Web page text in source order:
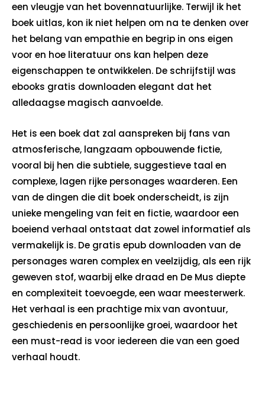
een vleugje van het bovennatuurlijke. Terwijl ik het
boek uitlas, kon ik niet helpen om na te denken over
het belang van empathie en begrip in ons eigen
voor en hoe literatuur ons kan helpen deze
eigenschappen te ontwikkelen. De schrijfstijl was
ebooks gratis downloaden elegant dat het
alledaagse magisch aanvoelde.
Het is een boek dat zal aanspreken bij fans van
atmosferische, langzaam opbouwende fictie,
vooral bij hen die subtiele, suggestieve taal en
complexe, lagen rijke personages waarderen. Een
van de dingen die dit boek onderscheidt, is zijn
unieke mengeling van feit en fictie, waardoor een
boeiend verhaal ontstaat dat zowel informatief als
vermakelijk is. De gratis epub downloaden van de
personages waren complex en veelzijdig, als een rijk
geweven stof, waarbij elke draad en De Mus diepte
en complexiteit toevoegde, een waar meesterwerk.
Het verhaal is een prachtige mix van avontuur,
geschiedenis en persoonlijke groei, waardoor het
een must-read is voor iedereen die van een goed
verhaal houdt.